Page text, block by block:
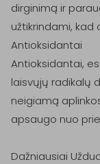
dirginimą ir
užtikrindami, kad
Antioksidantai
Antioksidantai,
laisvųjų radikalų
neigiamą
apsaugo nuo
Dažniausiai